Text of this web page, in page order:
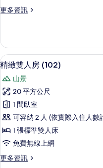
(101)
所
有
相
片
更多資訊
更
雙
人
房
(101)
的
詳
情
顯
示
精
緻
雙
人
房
(102)
的
18
精緻雙人房 (102)
山景
20 平方公尺
1 間臥室
可容納 2 人 (依實際入住人數
1 張標準雙人床
免費無線上網
更多資訊
更